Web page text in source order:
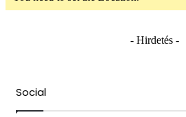
- Hirdetés -
Social